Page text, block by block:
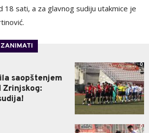
18 sati, a za glavnog sudiju utakmice je
saopštenjem
Zrinjskog:
0
0